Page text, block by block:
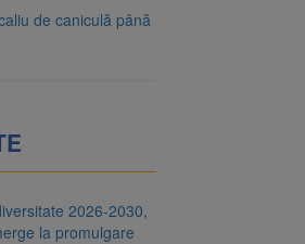
de caniculă până
2026-2030,
la promulgare